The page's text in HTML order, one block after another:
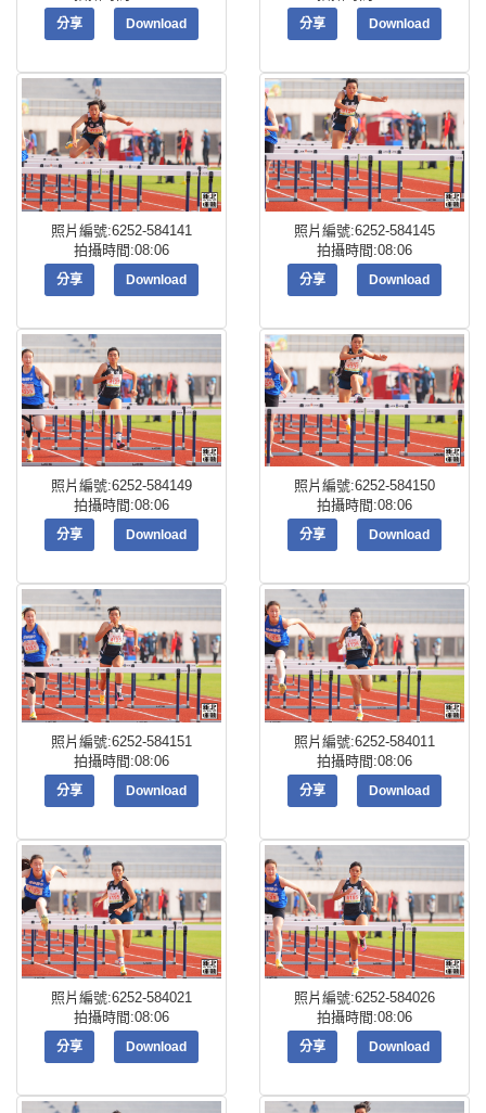
分享 Download 分享 Download
照片編號:6252-584141
拍攝時間:08:06
分享 Download
照片編號:6252-584145
拍攝時間:08:06
分享 Download
照片編號:6252-584149
拍攝時間:08:06
分享 Download
照片編號:6252-584150
拍攝時間:08:06
分享 Download
照片編號:6252-584151
拍攝時間:08:06
分享 Download
照片編號:6252-584011
拍攝時間:08:06
分享 Download
照片編號:6252-584021
拍攝時間:08:06
分享 Download
照片編號:6252-584026
拍攝時間:08:06
分享 Download